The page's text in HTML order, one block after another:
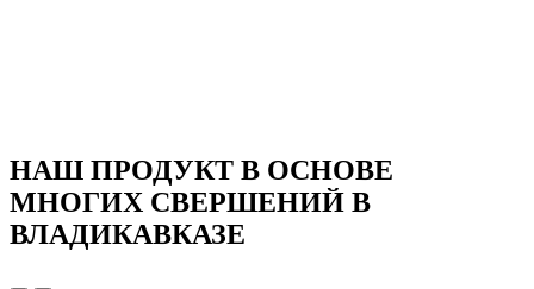
НАШ ПРОДУКТ В ОСНОВЕ
МНОГИХ СВЕРШЕНИЙ В
ВЛАДИКАВКАЗЕ